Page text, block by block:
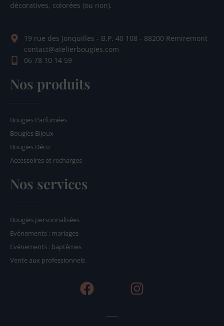
décoratives, colorées (ou non).
19 rue des Jonquilles - B.P. 40 108 - 88200 Remiremont
contact@atelierbougies.com
06 78 10 14 59
Nos produits
Bougies Parfumées
Bougies Bijoux
Bougies Déco
Accessoires et recharges
Nos services
Bougies personnalisées
Evénements : mariages
Evénements : baptêmes
Vente aux professionnels
F
a
I
n